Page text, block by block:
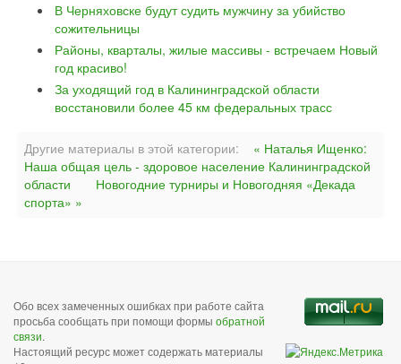
В Черняховске будут судить мужчину за убийство
сожительницы
Районы, кварталы, жилые массивы - встречаем Новый
год красиво!
За уходящий год в Калининградской области
восстановили более 45 км федеральных трасс
Другие материалы в этой категории:
« Наталья Ищенко:
Наша общая цель - здоровое население Калининградской
области
Новогодние турниры и Новогодняя «Декада
спорта» »
Обо всех замеченных ошибках при работе сайта
просьба сообщать при помощи формы обратной
связи.
Настоящий ресурс может содержать материалы